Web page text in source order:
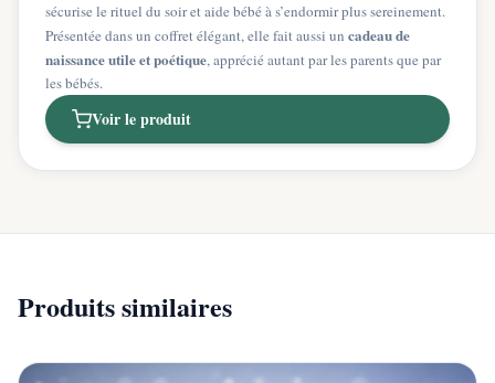
sécurise le rituel du soir et aide bébé à s’endormir plus sereinement.
Présentée dans un coffret élégant, elle fait aussi un cadeau de
naissance utile et poétique, apprécié autant par les parents que par
les bébés.
Voir le produit
Produits similaires